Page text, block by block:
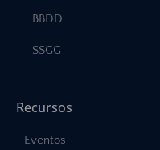
BBDD
SSGG
Recursos
Eventos